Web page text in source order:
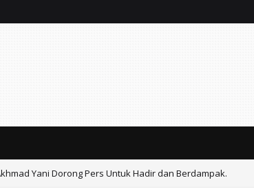
Yani Dorong Pers Untuk Hadir dan Berdampak.